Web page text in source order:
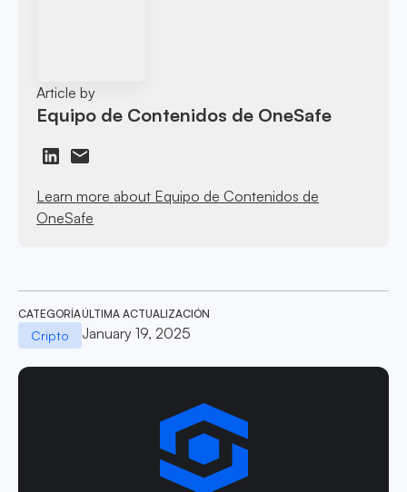
Article by
Equipo de Contenidos de OneSafe
Learn more about Equipo de Contenidos de
OneSafe
CATEGORÍA
Cripto
ÚLTIMA ACTUALIZACIÓN
January 19, 2025